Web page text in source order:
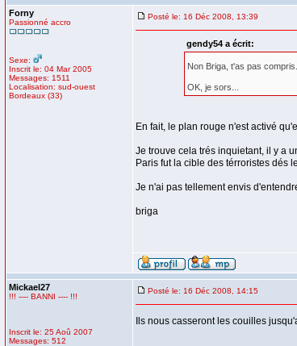
Forny
Passionné accro
Sexe:
Inscrit le: 04 Mar 2005
Messages: 1511
Localisation: sud-ouest
Bordeaux (33)
Posté le: 16 Déc 2008, 13:39
gendy54 a écrit:
Non Briga, t'as pas
OK, je sors...
En fait, le plan rouge n'est activé
Je trouve cela trés inquietant, il y a
Paris fut la cible des térroristes dés
Je n'ai pas tellement envis
briga
Mickael27
!!! ---- BANNI ---- !!!
Inscrit le: 25 Aoû 2007
Messages: 512
Posté le: 16 Déc 2008, 14:15
Ils nous casseront les couilles